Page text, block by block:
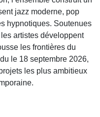
jazz moderne, pop
hypnotiques. Soutenues
artistes développent
les frontières du
le 18 septembre 2026,
les plus ambitieux